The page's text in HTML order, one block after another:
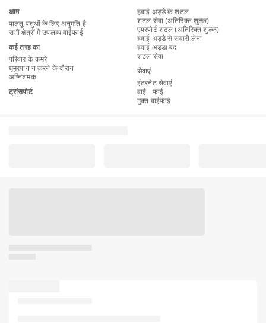
आम
पालतू पशुओं के लिए अनुमति है
सभी क्षेत्रों में उपलब्ध वाईफाई
कई तरह का
परिवार के कमरे
धूम्रपान न करने के दौरान
अग्निशमक
ट्रांसपोर्ट
हवाई अड्डे के शटल
शटल सेवा (अतिरिक्त शुल्क)
एयरपोर्ट शटल (अतिरिक्त शुल्क)
हवाई अड्डे से सवारी लेना
हवाई अड्डा बंद
शटल सेवा
सेवाएं
इंटरनेट सेवाएं
वाई - फाई
मुक्त वाईफाई